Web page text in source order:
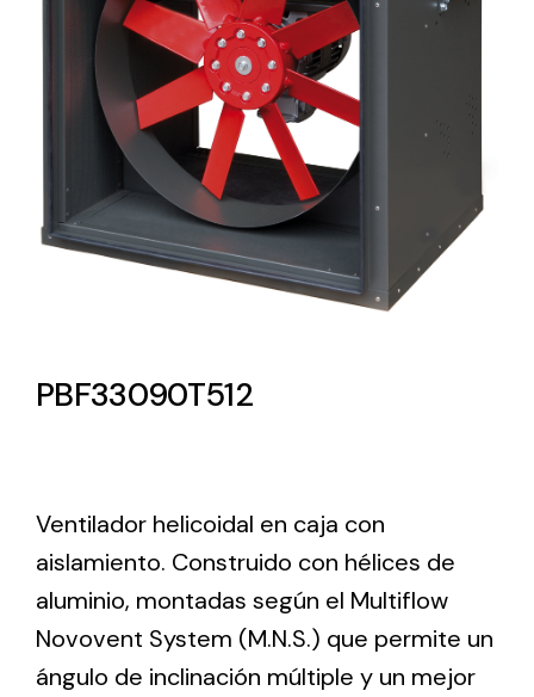
Lighting and Electrical
Equipment
Complete solutions in lighting and electrical
material for each project and need
Amplia gama de ventiladores y equipos de
Ventilation
The incorporation of Novovent into the group
meant a greater offer of ventilation products for
PBF33090T512
Ventilador helicoidal en caja con
aislamiento. Construido con hélices de
aluminio, montadas según el Multiflow
Novovent System (M.N.S.) que permite un
ángulo de inclinación múltiple y un mejor